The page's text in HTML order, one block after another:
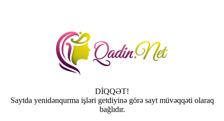
DİQQƏT!
Saytda yenidənqurma işləri getdiyinə görə sayt müvəqqəti olaraq
bağlıdır.